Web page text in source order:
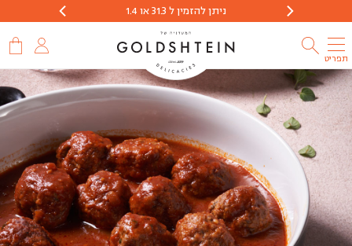
ניתן להזמין ל 31.3 או 1.4
תפריט